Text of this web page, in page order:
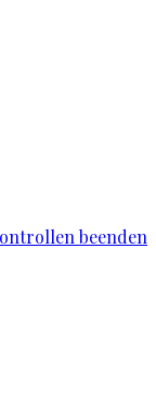
beenden